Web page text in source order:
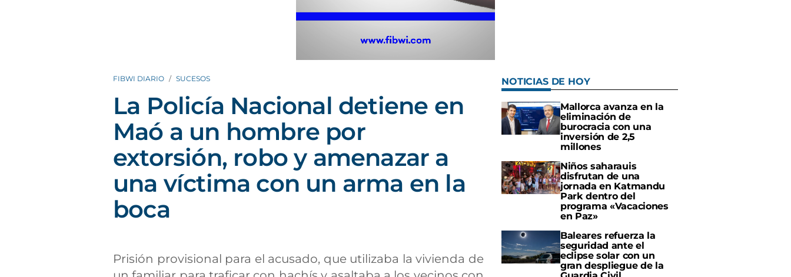
FIBWI DIARIO SUCESOS
La Policía Nacional detiene en
Maó a un hombre por
extorsión, robo y amenazar a
una víctima con un arma en la
boca
Prisión provisional para el acusado, que utilizaba la vivienda de
NOTICIAS DE HOY
Mallorca avanza en la
eliminación de
burocracia con una
inversión de 2,5
millones
Niños saharauis
disfrutan de una
jornada en Katmandu
Park dentro del
programa «Vacaciones
en Paz»
Baleares refuerza la
seguridad ante el
eclipse solar con un
gran despliegue de la